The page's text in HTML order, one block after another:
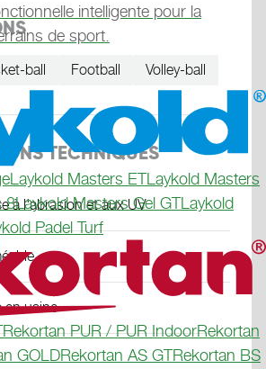
intelligente pour la
de sport.
Laykold Masters ETLaykold Masters
8Laykold Masters Gel GTLaykold
Padel Turf
Rekortan PUR / PUR IndoorRekortan
GOLDRekortan AS GTRekortan BS
ball Football Volley-ball
TECHNIQUES
à l'abrasion et aux UV
en usine